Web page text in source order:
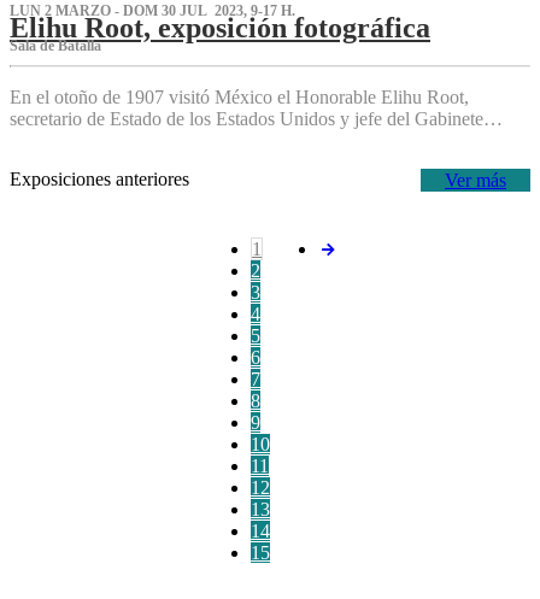
LUN 2 MARZO - DOM 30 JUL 2023, 9-17 H.
Elihu Root, exposición fotográfica
Sala de Batalla
En el otoño de 1907 visitó México el Honorable Elihu Root,
secretario de Estado de los Estados Unidos y jefe del Gabinete…
Ver más
Exposiciones anteriores
1
2
3
4
5
6
7
8
9
10
11
12
13
14
15